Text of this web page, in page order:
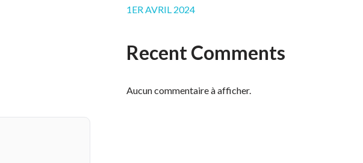
1ER AVRIL 2024
Recent Comments
Aucun commentaire à afficher.